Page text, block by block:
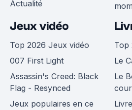
Actualité
Jeux vidéo
Top 2026 Jeux vidéo
007 First Light
Assassin's Creed: Black
Flag - Resynced
Jeux populaires en ce
Top
Le
Le